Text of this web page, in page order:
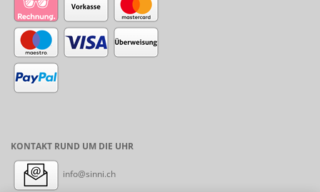
KONTAKT RUND UM DIE UHR
info@sinni.ch